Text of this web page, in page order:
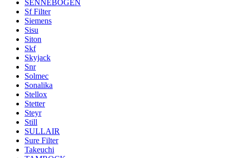
SENNEBOGEN
Sf Filter
Siemens
Sisu
Siton
Skf
Skyjack
Snr
Solmec
Sonalika
Stellox
Stetter
Steyr
Still
SULLAIR
Sure Filter
Takeuchi